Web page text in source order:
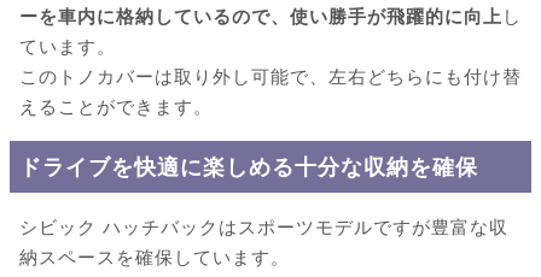
ーを車内に格納しているので、使い勝手が飛躍的に向上 し
ています。
このトノカバーは取り外し可能で、左右どちらにも付け替
えることができます。
ドライブを快適に楽しめる十分な収納を確保
シビック ハッチバックはスポーツモデルですが豊富な収
納スペースを確保しています。